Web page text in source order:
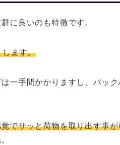
に良いのも特徴です。
します。
一手間かかりますし、バック
でサッと荷物を取り出す事